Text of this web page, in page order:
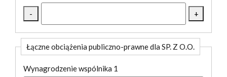
- +
Łączne obciążenia publiczno-prawne dla SP. Z O.O.
Wynagrodzenie wspólnika 1